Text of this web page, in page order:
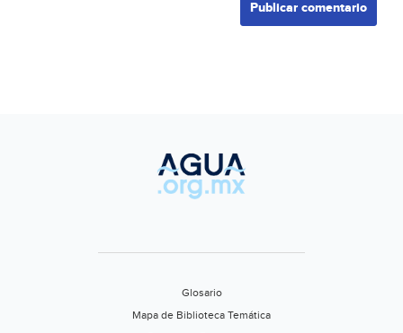
Glosario
Mapa de Biblioteca Temática